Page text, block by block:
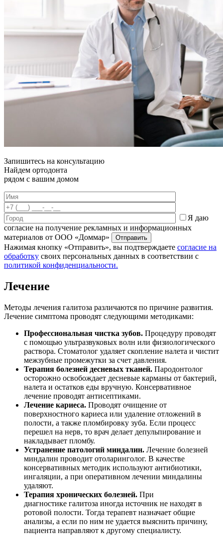
Запишитесь на консультацию
Найдем ортодонта
рядом с вашим домом
Я даю
согласие на получение рекламных и информационных
материалов от ООО «Доммар»
Отправить
Нажимая кнопку «Отправить», вы подтверждаете согласие на
обработку своих персональных данных в соответствии с
политикой конфиденциальности.
Лечение
Методы лечения галитоза различаются по причине развития.
Лечение симптома проводят следующими методиками:
Профессиональная чистка зубов. Процедуру проводят
с помощью ультразвуковых волн или физиологического
раствора. Стоматолог удаляет скопление налета и чистит
межзубные промежутки за счет давления.
Терапия болезней десневых тканей. Пародонтолог
осторожно освобождает десневые карманы от бактерий,
налета и остатков еды вручную. Консервативное
лечение проводят антисептиками.
Лечение кариеса. Проводят очищение от
поверхностного кариеса или удаление отложений в
полости, а также пломбировку зуба. Если процесс
перешел на нерв, то врач делает депульпирование и
накладывает пломбу.
Устранение патологий миндалин. Лечение болезней
миндалин проводит отоларинголог. В качестве
консервативных методик используют антибиотики,
ингаляции, а при оперативном лечении миндалины
удаляют.
Терапия хронических болезней. При
диагностике галитоза иногда источник не находят в
ротовой полости. Тогда терапевт назначает общие
анализы, а если по ним не удается выяснить причину,
пациента направляют к другому специалисту.